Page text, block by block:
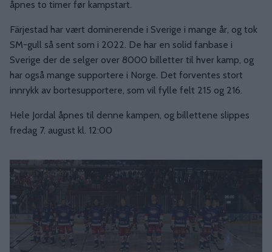
åpnes to timer før kampstart.
Färjestad har vært dominerende i Sverige i mange år, og tok
SM-gull så sent som i 2022. De har en solid fanbase i
Sverige der de selger over 8000 billetter til hver kamp, og
har også mange supportere i Norge. Det forventes stort
innrykk av bortesupportere, som vil fylle felt 215 og 216.
Hele Jordal åpnes til denne kampen, og billettene slippes
fredag 7. august kl. 12:00